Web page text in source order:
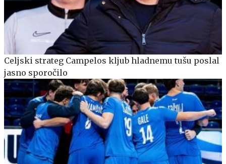
Celjski strateg Campelos kljub hladnemu tušu poslal
jasno sporočilo